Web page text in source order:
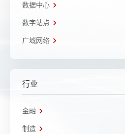
数据中心
数字站点
广域网络
行业
金融
制造